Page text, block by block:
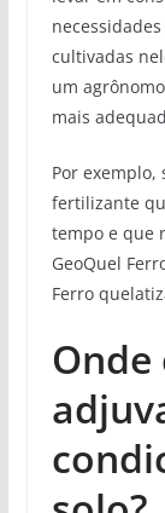
cultivadas
um
mais
Por exemplo,
fertilizante
tempo e que
GeoQuel
Ferro